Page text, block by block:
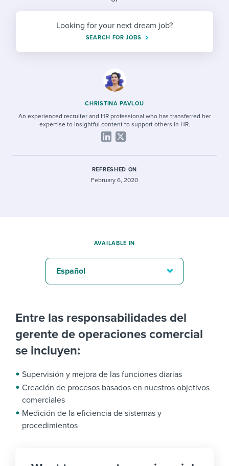
Ensuring compliance
Finding and attracting people
Digitizing work processes
Candidate/employee experiences
Free ebooks & reports
Modern working life
Looking for your next dream job?
SEARCH FOR JOBS
CHRISTINA PAVLOU
An experienced recruiter and HR professional who has transferred her
expertise to insightful content to support others in HR.
REFRESHED ON
February 6, 2020
Entre las responsabilidades del
gerente de operaciones comercial
se incluyen:
Supervisión y mejora de las funciones diarias
Creación de procesos basados en nuestros objetivos
comerciales
Medición de la eficiencia de sistemas y
procedimientos
AVAILABLE IN
Español